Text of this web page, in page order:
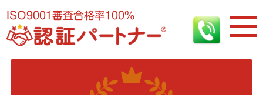
ISO9001審査合格率100%